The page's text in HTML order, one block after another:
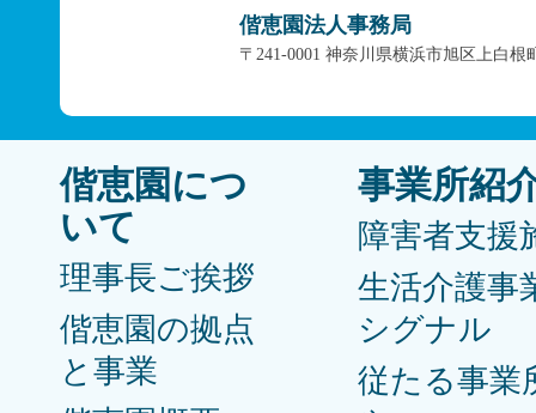
偕恵園法人事務局
〒241-0001 神奈川県横浜市旭区上白根
偕恵園につ
いて
理事長ご挨拶
偕恵園の拠点
と事業
事業所紹
障害者支
生活介護
シグナル
従たる事